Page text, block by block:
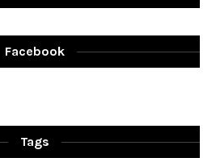
Facebook
Tags